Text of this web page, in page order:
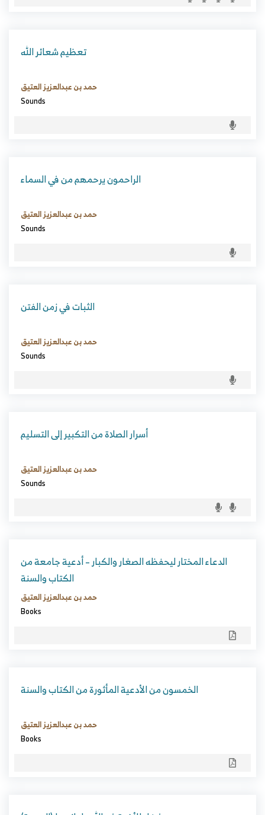
تعظيم شعائر الله
حمد بن عبدالعزيز العتيق
Sounds
الراحمون يرحمهم من في السماء
حمد بن عبدالعزيز العتيق
Sounds
الثبات في زمن الفتن
حمد بن عبدالعزيز العتيق
Sounds
أسرار الصلاة من التكبير إلى التسليم
حمد بن عبدالعزيز العتيق
Sounds
الدعاء المختار ليحفظه الصغار والكبار – أدعية جامعة من
الكتاب والسنة
حمد بن عبدالعزيز العتيق
Books
الخمسون من الأدعية المأثورة من الكتاب والسنة
حمد بن عبدالعزيز العتيق
Books